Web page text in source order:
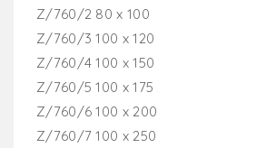
Z/760/2 80 x 100
Z/760/3 100 x 120
Z/760/4 100 x 150
Z/760/5 100 x 175
Z/760/6 100 x 200
Z/760/7 100 x 250